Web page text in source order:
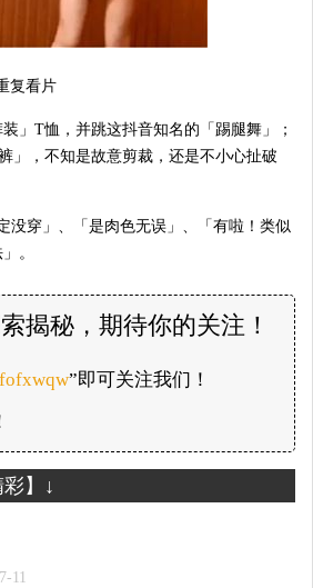
复看片
」T恤，并跳这抖音知名的「踢腿舞」；
」，不知是故意剪裁，还是不小心扯破
没穿」、「是肉色无误」、「有啦！类似
。
揭秘，期待你的关注！
”即可关注我们！
】↓
11